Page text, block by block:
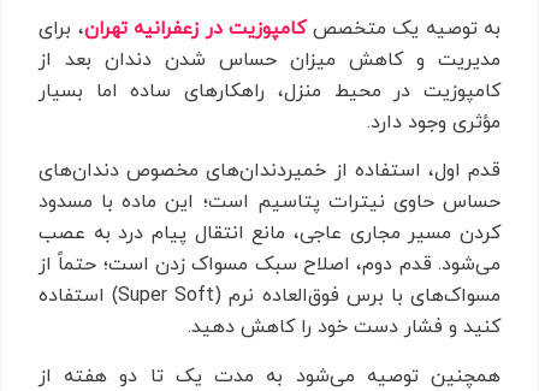
به توصیه یک متخصصکامپوزیت در زعفرانیه تهران، برای
مدیریت و کاهش میزان حساس شدن دندان بعد از
کامپوزیت در محیط منزل، راهکارهای ساده اما بسیار
مؤثری وجود دارد.
قدم اول، استفاده از خمیردندان‌های مخصوص دندان‌های
حساس حاوی نیترات پتاسیم است؛ این ماده با مسدود
کردن مسیر مجاری عاجی، مانع انتقال پیام درد به عصب
می‌شود. قدم دوم، اصلاح سبک مسواک زدن است؛ حتماً از
مسواک‌های با برس فوق‌العاده نرم (Super Soft) استفاده
کنید و فشار دست خود را کاهش دهید.
همچنین توصیه می‌شود به مدت یک تا دو هفته از